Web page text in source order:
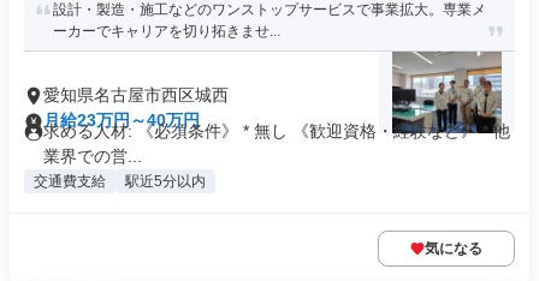
設計・製造・施工などのワンストップサービスで事業拡大。専業メ
ーカーでキャリアを切り拓きませ...
愛知県名古屋市西区城西
月給23万円～40万円
求める人材: 《必須条件》 * 無し 《歓迎資格・経験など》 * 他
業界での営...
交通費支給 駅近5分以内
気になる